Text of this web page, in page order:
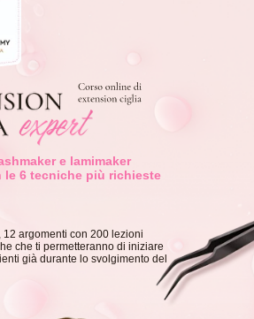
12 argomenti con 200 lezioni
che ti permetteranno di iniziare
già durante lo svolgimento del
e lamimaker
le 6 tecniche più richieste